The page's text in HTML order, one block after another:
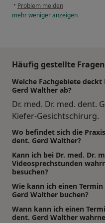
• Problem melden
mehrwenigeranzeigen
Häufig gestellte Fragen
Welche Fachgebiete deckt
Gerd Walther ab?
Dr. med. Dr. med. dent.
Kiefer-Gesichtschirurg.
Wo befindet sich die
dent. Gerd Walther?
Kann ich bei Dr. med. Dr.
Videosprechstunden
besuchen?
Wie kann ich einen
Gerd Walther buchen?
Wann kann ich einen
dent. Gerd Walther